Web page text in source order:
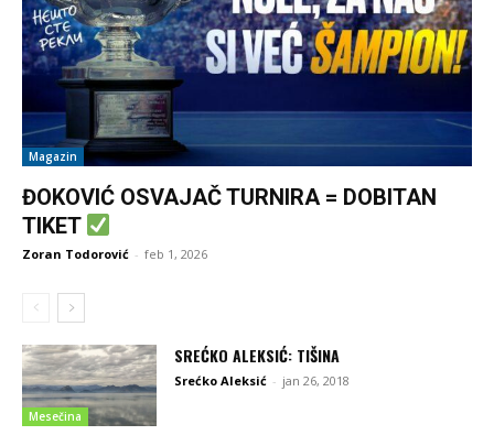
Magazin
ĐOKOVIĆ OSVAJAČ TURNIRA = DOBITAN
TIKET
Zoran Todorović - feb 1, 2026
Mesečina
SREĆKO ALEKSIĆ: TIŠINA
Srećko Aleksić - jan 26, 2018